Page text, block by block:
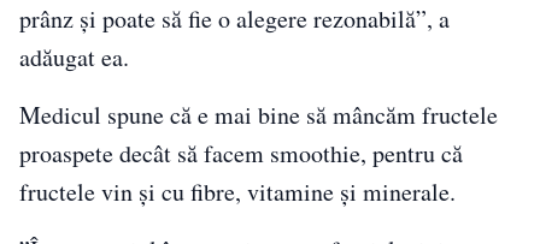
prânz și poate să fie o alegere rezonabilă”, a
adăugat ea.
Medicul spune că e mai bine să mâncăm fructele
proaspete decât să facem smoothie, pentru că
fructele vin și cu fibre, vitamine și minerale.